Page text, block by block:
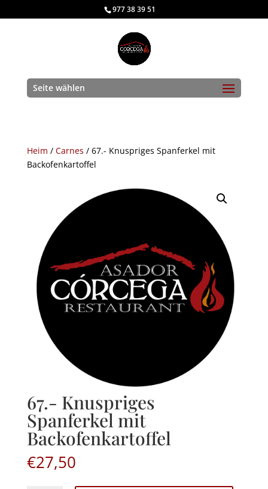
977 38 39 51
Seite wählen
Heim / Carnes / 67.- Knuspriges Spanferkel mit
Backofenkartoffel
67.- Knuspriges
Spanferkel mit
Backofenkartoffel
€27,50